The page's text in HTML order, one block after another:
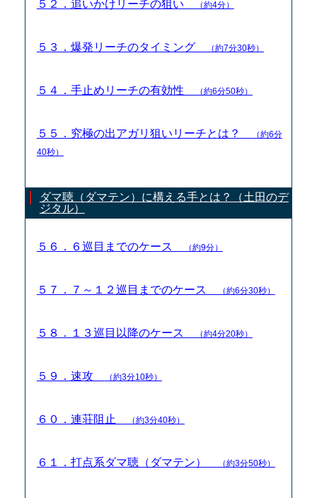
５２．追いかけリーチの狙い （約4分）
５３．爆発リーチのタイミング （約7分30秒）
５４．手止めリーチの有効性 （約6分50秒）
５５．究極の出アガリ狙いリーチとは？
（約6分
40秒）
ダマ聴（ダマテン）に構える手とは？（土田のデ
ジタル）
５６．６巡目までのケース （約9分）
５７．７～１２巡目までのケース （約6分30秒）
５８．１３巡目以降のケース （約4分20秒）
５９．速攻 （約3分10秒）
６０．連荘阻止 （約3分40秒）
６１．打点系ダマ聴（ダマテン） （約3分50秒）